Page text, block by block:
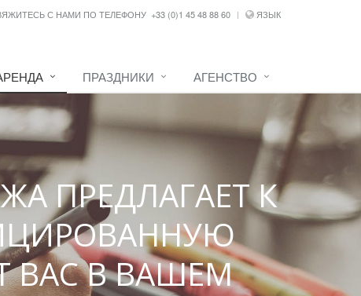
С НАМИ ПО ТЕЛЕФОНУ +33 (0)1 45 48 88 60 ЯЗЫК
ПРАЗДНИКИ АГЕНСТВО
ПРЕДЛАГАЕТ К
ВАС В ВАШЕМ